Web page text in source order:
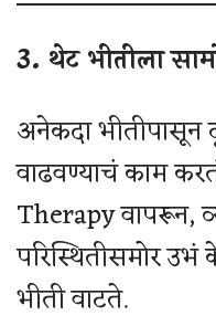
3. थेट भीतीला
अनेकदा भीतीपासून
वाढवण्याचं काम
Therapy वापरून,
परिस्थितीसमोर उभं
भीती वाटते.